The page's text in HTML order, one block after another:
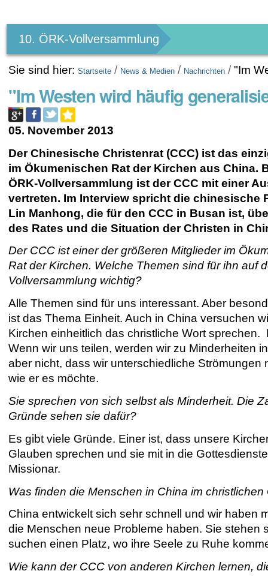
Werkzeuge
10. ÖRK-Vollversammlung
Sie sind hier: Startseite / News & Medien / Nachrichten /"Im
"Im Westen wird häufig
05. November 2013
Der Chinesische Christenrat (CCC) ist das
im Ökumenischen Rat der Kirchen aus China.
ÖRK-Vollversammlung ist der CCC mit einer
vertreten. Im Interview spricht die chinesische
Lin Manhong, die für den CCC in Busan ist,
des Rates und die Situation der Christen in
Der CCC ist einer der größeren Mitglieder im
Rat der Kirchen. Welche Themen sind für ihn auf
Vollversammlung wichtig?
Alle Themen sind für uns interessant. Aber
ist das Thema Einheit. Auch in China versuchen
Kirchen einheitlich das christliche Wort
Wenn wir uns teilen, werden wir zu Minderheiten
aber nicht, dass wir unterschiedliche
wie er es möchte.
Sie sprechen von sich selbst als Minderheit. Die
Gründe sehen sie dafür?
Es gibt viele Gründe. Einer ist, dass unsere
Glauben sprechen und sie mit in die
Missionar.
Was finden die Menschen in China im christlichen
China entwickelt sich sehr schnell und wir haben
die Menschen neue Probleme haben. Sie stehen
suchen einen Platz, wo ihre Seele zu Ruhe
Wie kann der CCC von anderen Kirchen lernen,